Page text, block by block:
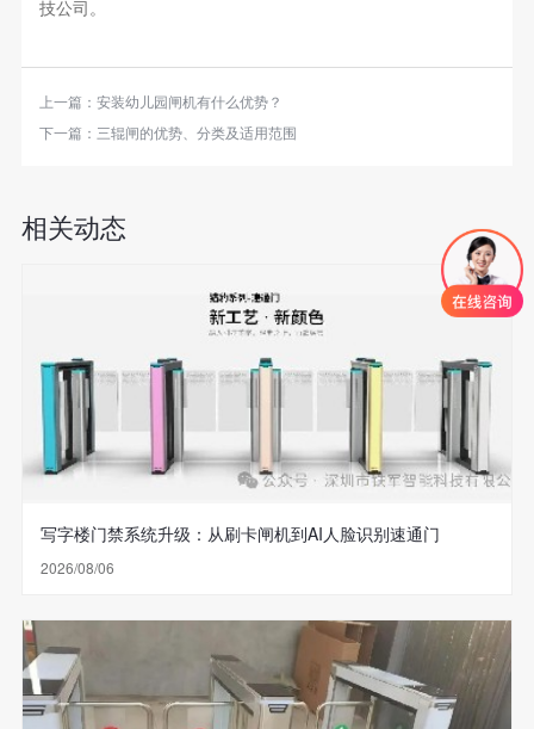
技公司。
上一篇： 安装幼儿园闸机有什么优势？
下一篇： 三辊闸的优势、分类及适用范围
相关动态
写字楼门禁系统升级：从刷卡闸机到AI人脸识别速通门
2026/08/06